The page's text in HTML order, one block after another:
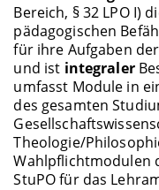
Bereich, § 32 LPO I)
pädagogischen
für ihre Aufgaben
und ist integraler
umfasst Module in
des gesamten
Theologie/
Wahlpflichtmodulen
StuPO für das